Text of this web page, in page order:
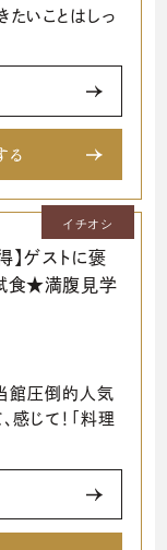
たいことはしっ
る
イチオシ
】ゲストに褒
食★満腹見学
館圧倒的人気
じて！「料理